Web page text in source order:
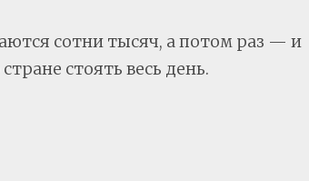
сотни тысяч, а потом раз — и
стоять весь день.